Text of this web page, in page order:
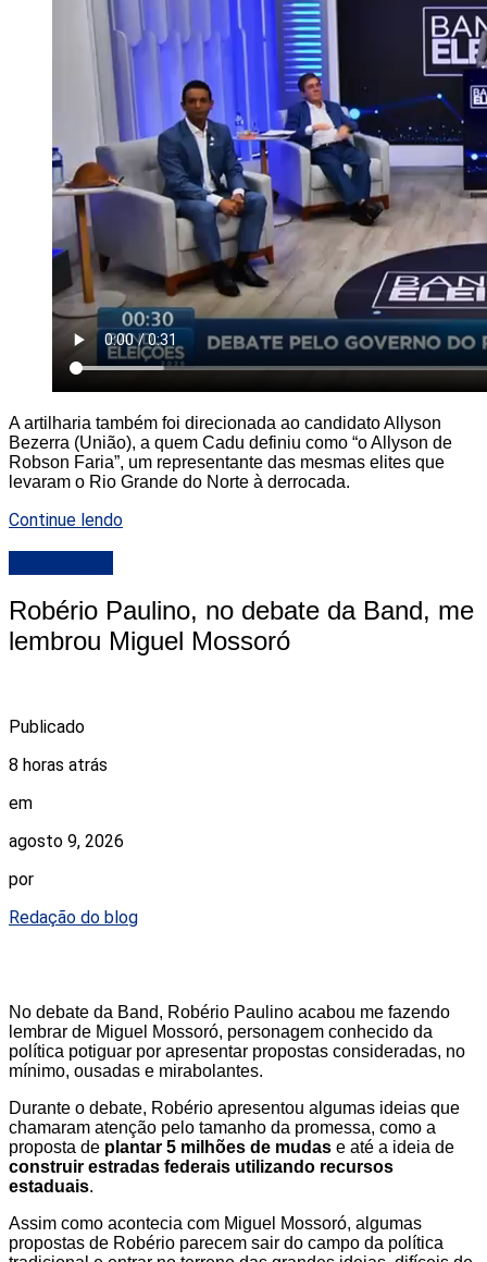
A artilharia também foi direcionada ao candidato Allyson
Bezerra (União), a quem Cadu definiu como “o Allyson de
Robson Faria”, um representante das mesmas elites que
levaram o Rio Grande do Norte à derrocada.
Continue lendo
Robério Paulino, no debate da Band, me
lembrou Miguel Mossoró
Publicado
8 horas atrás
em
agosto 9, 2026
por
Redação do blog
No debate da Band, Robério Paulino acabou me fazendo
lembrar de Miguel Mossoró, personagem conhecido da
política potiguar por apresentar propostas consideradas, no
mínimo, ousadas e mirabolantes.
Durante o debate, Robério apresentou algumas ideias que
chamaram atenção pelo tamanho da promessa, como a
proposta de plantar 5 milhões de mudas e até a ideia de
construir estradas federais utilizando recursos
estaduais.
Assim como acontecia com Miguel Mossoró, algumas
propostas de Robério parecem sair do campo da política